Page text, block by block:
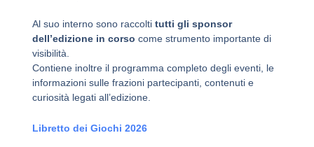
Al suo interno sono raccolti tutti gli sponsor
dell’edizione in corso come strumento importante di
visibilità.
Contiene inoltre il programma completo degli eventi, le
informazioni sulle frazioni partecipanti, contenuti e
curiosità legati all’edizione.
Libretto dei Giochi 2026